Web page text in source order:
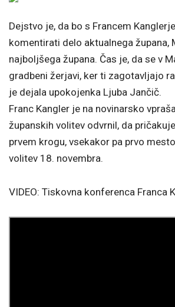
Dejstvo je, da bo s Francem
komentirati delo aktualnega župana,
najboljšega župana. Čas je, da se v
gradbeni žerjavi, ker ti zagotavljajo
je dejala upokojenka Ljuba Jančič.
Franc Kangler je na novinarsko
županskih volitev odvrnil, da
prvem krogu, vsekakor pa prvo
volitev 18. novembra.
VIDEO: Tiskovna konferenca Franca